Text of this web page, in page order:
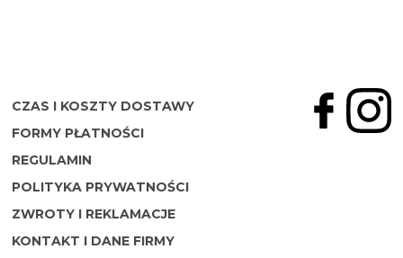
CZAS I KOSZTY DOSTAWY
FORMY PŁATNOŚCI
REGULAMIN
POLITYKA PRYWATNOŚCI
ZWROTY I REKLAMACJE
KONTAKT I DANE FIRMY